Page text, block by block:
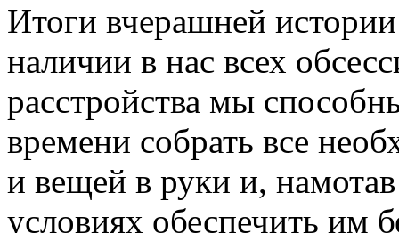
Итоги вчерашней
наличии в нас всех
расстройства мы
времени собрать все
и вещей в руки и,
условиях обеспечить им